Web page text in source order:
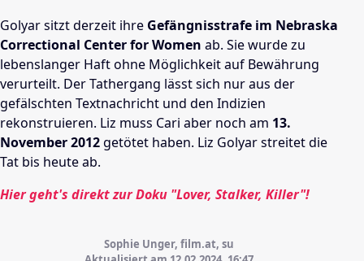
Golyar sitzt derzeit ihre Gefängnisstrafe im Nebraska
Correctional Center for Women ab. Sie wurdezu
lebenslanger Haft ohne Möglichkeit auf Bewährung
verurteilt. Der Tathergang lässt sich nur aus der
gefälschten Textnachricht und den Indizien
rekonstruieren. Liz muss Cari aber noch am 13.
November 2012getötet haben. Liz Golyar streitet die
Tat bis heute ab.
Hier geht's direkt zur Doku "Lover, Stalker, Killer"!
Sophie Unger, film.at, su